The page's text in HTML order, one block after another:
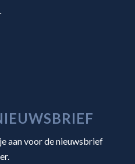
aan voor de nieuwsbrief